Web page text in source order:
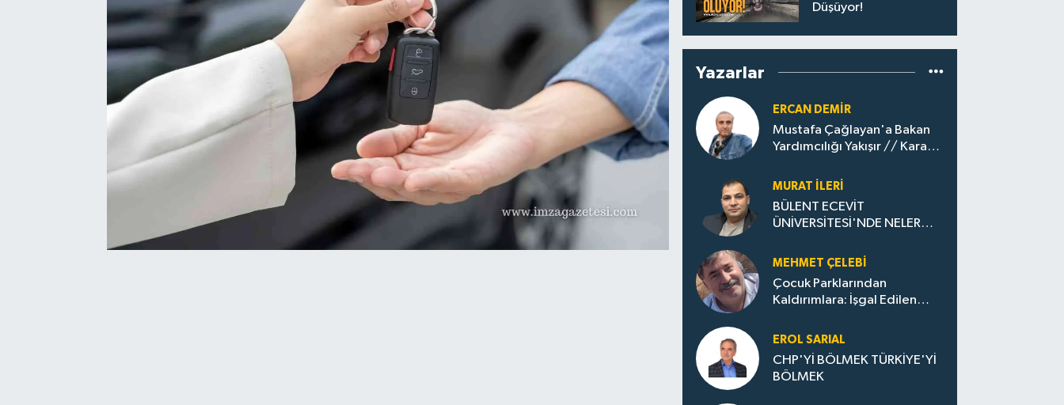
Düşüyor!
Yazarlar
ERCAN DEMIR
Mustafa Çağlayan'a Bakan
Yardımcılığı Yakışır // ​Kara
Zonguldak'ın Dönüşümü..
MURAT İLERI
BÜLENT ECEVİT
ÜNİVERSİTESİ'NDE NELER
MEHMET ÇELEBI
Çocuk Parklarından
Kaldırımlara: İşgal Edilen
Evler Çöp Dolu
EROL SARIAL
CHP'Yİ BÖLMEK TÜRKİYE'Yİ
BÖLMEK